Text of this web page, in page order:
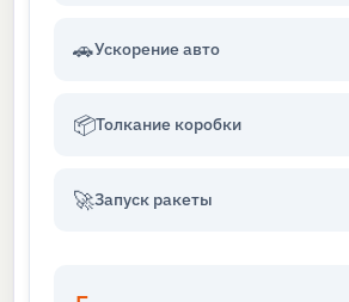
🚗Ускорение авто
📦Толкание коробки
🚀Запуск ракеты